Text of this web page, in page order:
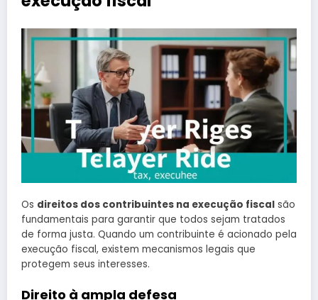
Os direitos dos contribuintes na execução fiscal são
fundamentais para garantir que todos sejam tratados
de forma justa. Quando um contribuinte é acionado pela
execução fiscal, existem mecanismos legais que
protegem seus interesses.
Direito à ampla defesa